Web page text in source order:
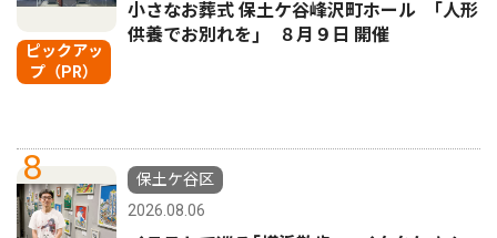
ピックアッ
プ（PR）
小さなお葬式 保土ケ谷峰沢町ホール ｢人形
供養でお別れを｣ ８月９日 開催
8
保土ケ谷区
2026.08.06